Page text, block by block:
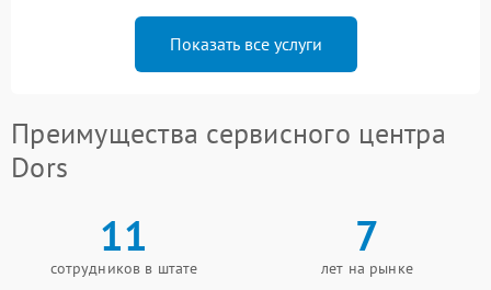
Показать все услуги
Преимущества сервисного центра
Dors
11
сотрудников в штате
7
лет на рынке